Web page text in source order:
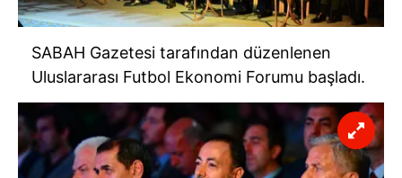
SABAH Gazetesi tarafından düzenlenen
Uluslararası Futbol Ekonomi Forumu başladı.